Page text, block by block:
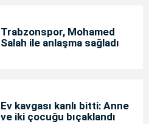
Trabzonspor, Mohamed
Salah ile anlaşma sağladı
Ev kavgası kanlı bitti: Anne
ve iki çocuğu bıçaklandı